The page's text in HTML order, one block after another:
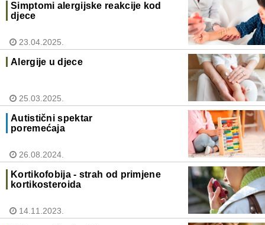
Simptomi alergijske reakcije kod
djece
23.04.2025.
Alergije u djece
25.03.2025.
Autistični spektar
poremećaja
26.08.2024.
Kortikofobija - strah od primjene
kortikosteroida
14.11.2023.